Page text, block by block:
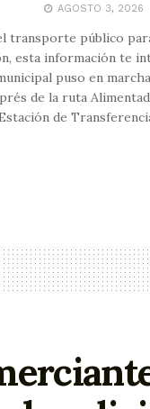
AGOSTO 3, 2026
transporte público
esta información te
puso en
de la ruta
de